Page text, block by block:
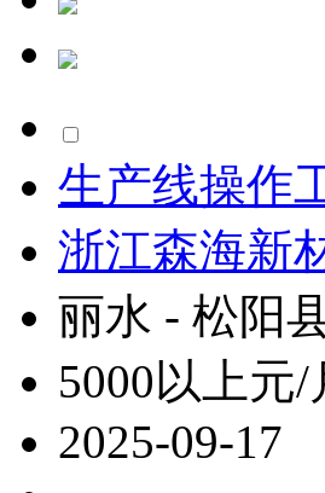
生产线操作
浙江森海新
丽水 - 松阳
5000以上元/
2025-09-17